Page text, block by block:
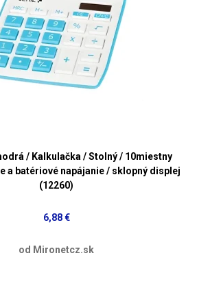
/ Kalkulačka / Stolný / 10miestny
a batériové napájanie / sklopný displej
(12260)
6,88 €
od Mironetcz.sk